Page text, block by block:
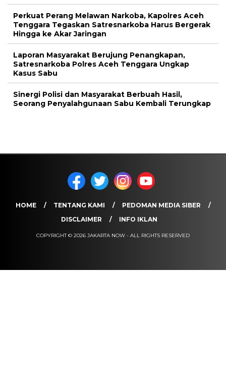
Perkuat Perang Melawan Narkoba, Kapolres Aceh
Tenggara Tegaskan Satresnarkoba Harus Bergerak
Hingga ke Akar Jaringan
Laporan Masyarakat Berujung Penangkapan,
Satresnarkoba Polres Aceh Tenggara Ungkap
Kasus Sabu
Sinergi Polisi dan Masyarakat Berbuah Hasil,
Seorang Penyalahgunaan Sabu Kembali Terungkap
HOME TENTANG KAMI
PEDOMAN MEDIA SIBER
DISCLAIMER
INFO IKLAN
COPYRIGHT © 2026 JAKARTA NOW - ALL RIGHTS RESERVED